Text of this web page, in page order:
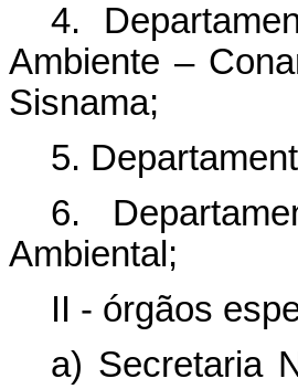
4.
Ambiente –
Sisnama;
5.
6.
Ambiental;
II - órgãos
a) Secretaria